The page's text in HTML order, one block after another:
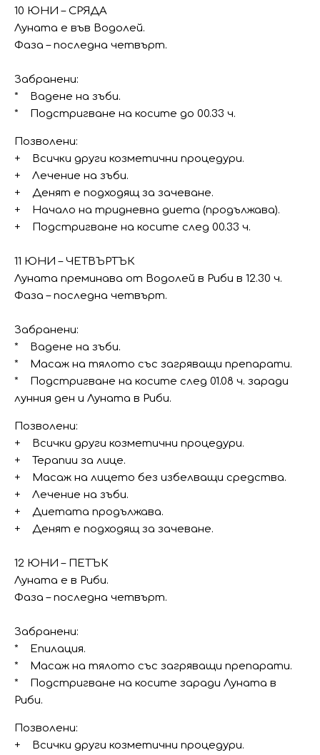
10 ЮНИ – СРЯДА
Луната е във Водолей.
Фаза – последна четвърт.
Забранени:
* Вадене на зъби.
* Подстригване на косите до 00.33 ч.
Позволени:
+ Всички други козметични процедури.
+ Лечение на зъби.
+ Денят е подходящ за зачеване.
+ Начало на тридневна диета (продължава).
+ Подстригване на косите след 00.33 ч.
11 ЮНИ – ЧЕТВЪРТЪК
Луната преминава от Водолей в Риби в 12.30 ч.
Фаза – последна четвърт.
Забранени:
* Вадене на зъби.
* Масаж на тялото със загряващи препарати.
* Подстригване на косите след 01.08 ч. заради
лунния ден и Луната в Риби.
Позволени:
+ Всички други козметични процедури.
+ Терапии за лице.
+ Масаж на лицето без избелващи средства.
+ Лечение на зъби.
+ Диетата продължава.
+ Денят е подходящ за зачеване.
12 ЮНИ – ПЕТЪК
Луната е в Риби.
Фаза – последна четвърт.
Забранени:
* Епилация.
* Масаж на тялото със загряващи препарати.
* Подстригване на косите заради Луната в
Риби.
Позволени:
+ Всички други козметични процедури.